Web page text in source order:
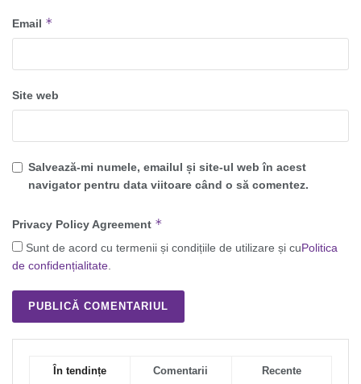
Email *
Site web
Salvează-mi numele, emailul și site-ul web în acest
navigator pentru data viitoare când o să comentez.
Privacy Policy Agreement *
Sunt de acord cu termenii și condițiile de utilizare și cuPolitica
de confidențialitate.
În tendințe Comentarii Recente